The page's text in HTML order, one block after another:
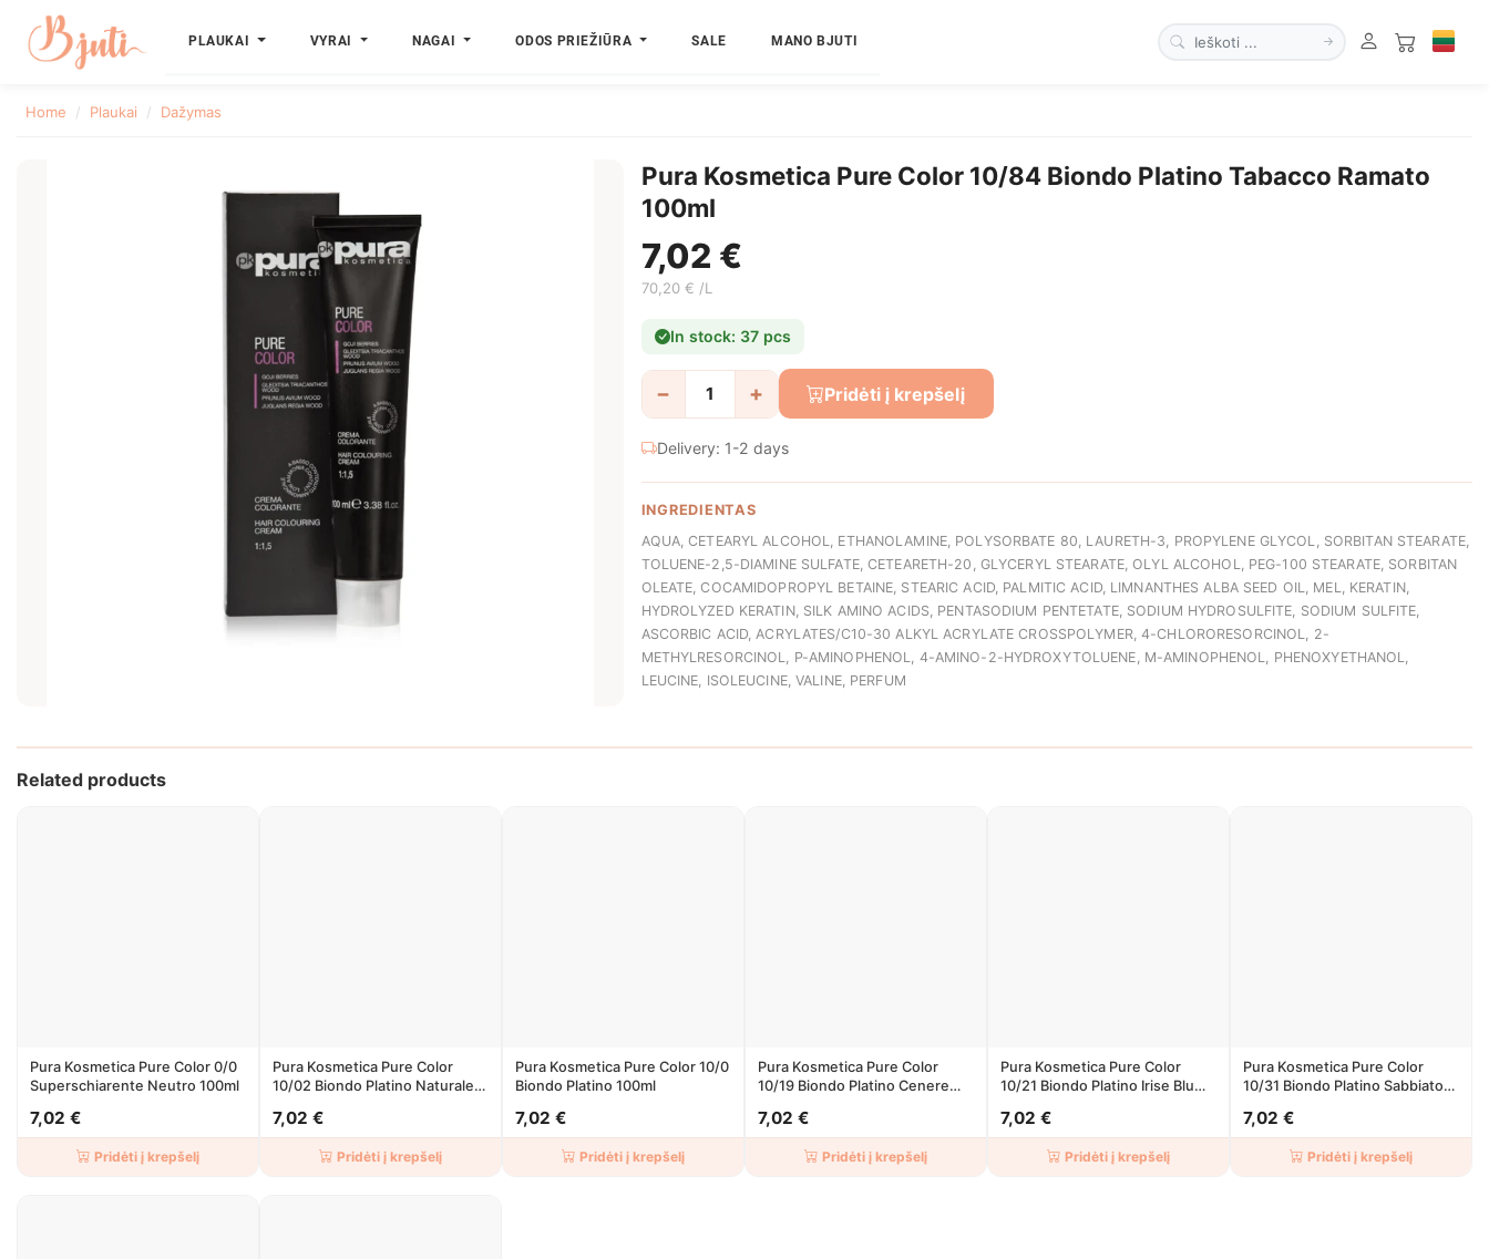
PLAUKAI VYRAI NAGAI ODOS PRIEŽIŪRA SALE MANO BJUTI
Home Plaukai Dažymas
Pura Kosmetica Pure Color 10/84 Biondo Platino Tabacco Ramato
100ml
7,02 €
70,20 € /L
In stock: 37 pcs
− + Pridėti į krepšelį
Delivery: 1-2 days
INGREDIENTAS
AQUA, CETEARYL ALCOHOL, ETHANOLAMINE, POLYSORBATE 80, LAURETH-3, PROPYLENE GLYCOL, SORBITAN STEARATE,
TOLUENE-2,5-DIAMINE SULFATE, CETEARETH-20, GLYCERYL STEARATE, OLYL ALCOHOL, PEG-100 STEARATE, SORBITAN
OLEATE, COCAMIDOPROPYL BETAINE, STEARIC ACID, PALMITIC ACID, LIMNANTHES ALBA SEED OIL, MEL, KERATIN,
HYDROLYZED KERATIN, SILK AMINO ACIDS, PENTASODIUM PENTETATE, SODIUM HYDROSULFITE, SODIUM SULFITE,
ASCORBIC ACID, ACRYLATES/C10-30 ALKYL ACRYLATE CROSSPOLYMER, 4-CHLORORESORCINOL, 2-
METHYLRESORCINOL, P-AMINOPHENOL, 4-AMINO-2-HYDROXYTOLUENE, M-AMINOPHENOL, PHENOXYETHANOL,
LEUCINE, ISOLEUCINE, VALINE, PERFUM
Related products
Pura Kosmetica Pure Color 0/0
Superschiarente Neutro 100ml
7,02 €
Pridėti į krepšelį
Pura Kosmetica Pure Color
10/02 Biondo Platino Naturale
7,02 €
Pridėti į krepšelį
Pura Kosmetica Pure Color 10/0
Biondo Platino 100ml
7,02 €
Pridėti į krepšelį
Pura Kosmetica Pure Color
10/19 Biondo Platino Cenere
7,02 €
Pridėti į krepšelį
Pura Kosmetica Pure Color
10/21 Biondo Platino Irise Blu
7,02 €
Pridėti į krepšelį
Pura Kosmetica Pure Color
10/31 Biondo Platino Sabbiato
7,02 €
Pridėti į krepšelį